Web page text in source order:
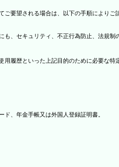
要望される場合は、以下の手順によりご
、セキュリティ、不正行為防止、法
履歴といった上記目的のために必要な
、年金手帳又は外国人登録証明書。